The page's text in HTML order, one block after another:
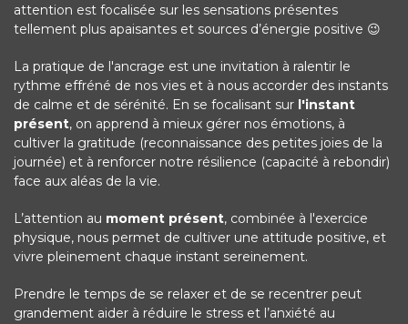
attention est focalisée sur les sensations présentes
tellement plus apaisantes et sources d’énergie positive 😉
La pratique de l'ancrage est une invitation à ralentir le
rythme effréné de nos vies et à nous accorder des instants
de calme et de sérénité. En se focalisant sur l'instant
présent, on apprend à mieux gérer nos émotions, à
cultiver la gratitude (reconnaissance des petites joies de la
journée) et à renforcer notre résilience (capacité à rebondir)
face aux aléas de la vie.
L’attention au moment présent, combinée à l'exercice
physique, nous permet de cultiver une attitude positive, et
vivre pleinement chaque instant sereinement.
Prendre le temps de se relaxer et de se recentrer peut
grandement aider à réduire le stress et l’anxiété au